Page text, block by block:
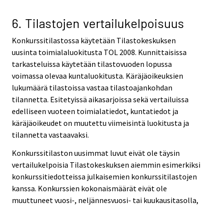
6. Tilastojen vertailukelpoisuus
Konkurssitilastossa käytetään Tilastokeskuksen
uusinta toimialaluokitusta TOL 2008. Kunnittaisissa
tarkasteluissa käytetään tilastovuoden lopussa
voimassa olevaa kuntaluokitusta. Käräjäoikeuksien
lukumäärä tilastoissa vastaa tilastoajankohdan
tilannetta. Esitetyissä aikasarjoissa sekä vertailuissa
edelliseen vuoteen toimialatiedot, kuntatiedot ja
käräjäoikeudet on muutettu viimeisintä luokitusta ja
tilannetta vastaavaksi.
Konkurssitilaston uusimmat luvut eivät ole täysin
vertailukelpoisia Tilastokeskuksen aiemmin esimerkiksi
konkurssitiedotteissa julkaisemien konkurssitilastojen
kanssa. Konkurssien kokonaismäärät eivät ole
muuttuneet vuosi-, neljännesvuosi- tai kuukausitasolla,